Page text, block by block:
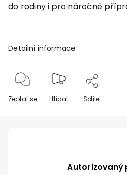
do rodiny i pro náročné
Detailní informace
Zeptat se Hlídat Sdílet
Autorizovaný